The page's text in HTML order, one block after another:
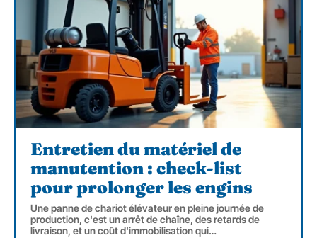
Entretien du matériel de
manutention : check-list
pour prolonger les engins
Une panne de chariot élévateur en pleine journée de
production, c'est un arrêt de chaîne, des retards de
livraison, et un coût d'immobilisation qui…